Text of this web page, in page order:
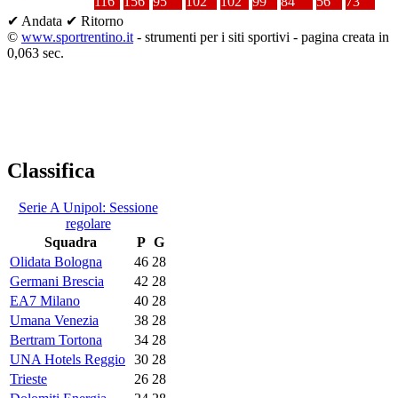
✔ Andata ✔ Ritorno
© www.sportrentino.it - strumenti per i siti sportivi - pagina creata in
0,063 sec.
Classifica
Serie A Unipol: Sessione
regolare
Squadra
P G
Olidata Bologna
46 28
Germani Brescia
42 28
EA7 Milano
40 28
Umana Venezia
38 28
Bertram Tortona
34 28
UNA Hotels Reggio 30 28
Trieste
26 28